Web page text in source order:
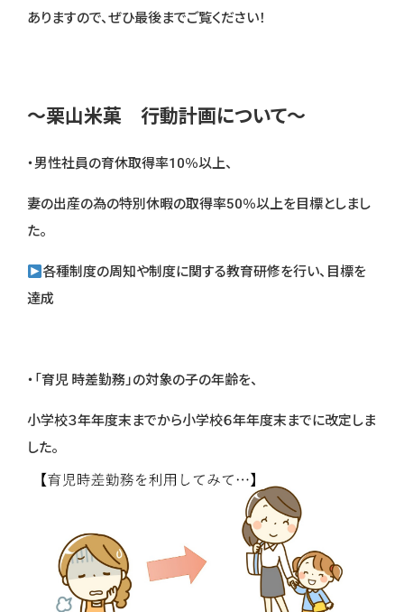
ありますので、ぜひ最後までご覧ください！
～栗山米菓 行動計画について～
・男性社員の育休取得率10％以上、
妻の出産の為の特別休暇の取得率50％以上を目標としまし
た。
各種制度の周知や制度に関する教育研修を行い、目標を
達成
・「育児 時差勤務」の対象の子の年齢を、
小学校３年年度末までから小学校６年年度末までに改定しま
した。